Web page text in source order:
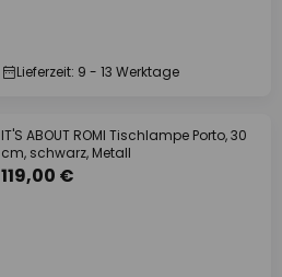
Lieferzeit: 9 - 13 Werktage
IT'S ABOUT ROMI Tischlampe Porto, 30
cm, schwarz, Metall
119,00 €